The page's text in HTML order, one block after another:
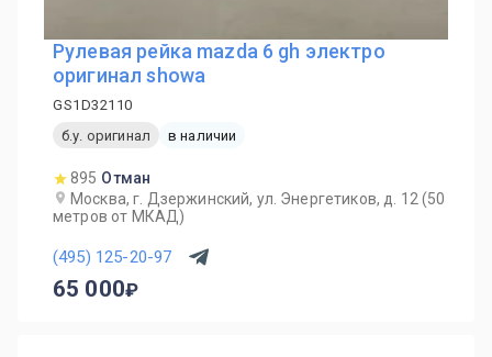
Рулевая рейка mazda 6 gh электро
оригинал showa
GS1D32110
б.у. оригинал
в наличии
895 Отман
Москва, г. Дзержинский, ул. Энергетиков, д. 12 (50
метров от МКАД)
(495) 125-20-97
65 000